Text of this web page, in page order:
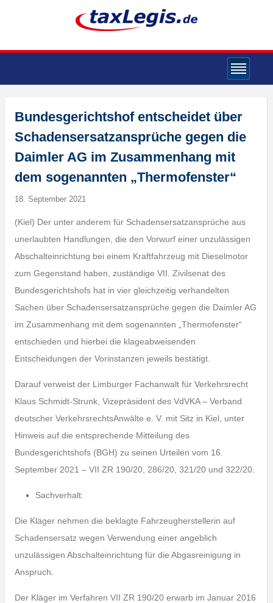
Bundesgerichtshof entscheidet über
Schadensersatzansprüche gegen die
Daimler AG im Zusammenhang mit
dem sogenannten „Thermofenster“
18. September 2021
(Kiel) Der unter anderem für Schadensersatzansprüche aus
unerlaubten Handlungen, die den Vorwurf einer unzulässigen
Abschalteinrichtung bei einem Kraftfahrzeug mit Dieselmotor
zum Gegenstand haben, zuständige VII. Zivilsenat des
Bundesgerichtshofs hat in vier gleichzeitig verhandelten
Sachen über Schadensersatzansprüche gegen die Daimler AG
im Zusammenhang mit dem sogenannten „Thermofenster“
entschieden und hierbei die klageabweisenden
Entscheidungen der Vorinstanzen jeweils bestätigt.
Darauf verweist der Limburger Fachanwalt für Verkehrsrecht
Klaus Schmidt-Strunk, Vizepräsident des VdVKA – Verband
deutscher VerkehrsrechtsAnwälte e. V. mit Sitz in Kiel, unter
Hinweis auf die entsprechende Mitteilung des
Bundesgerichtshofs (BGH) zu seinen Urteilen vom 16.
September 2021 – VII ZR 190/20, 286/20, 321/20 und 322/20.
Sachverhalt:
Die Kläger nehmen die beklagte Fahrzeugherstellerin auf
Schadensersatz wegen Verwendung einer angeblich
unzulässigen Abschalteinrichtung für die Abgasreinigung in
Anspruch.
Der Kläger im Verfahren VII ZR 190/20 erwarb im Januar 2016